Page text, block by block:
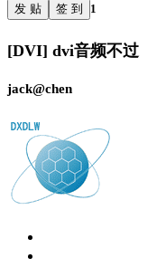
发 贴 签 到 1
[DVI] dvi音频不过
jack@chen